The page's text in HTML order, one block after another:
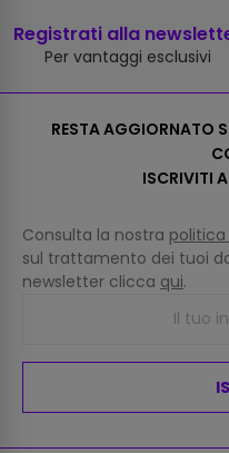
Registrati alla
Per vantaggi esclusivi
RESTA AGGIORNATO
ISCRIVITI
Consulta la nostra
sul trattamento dei tuoi
newsletter clicca qui.